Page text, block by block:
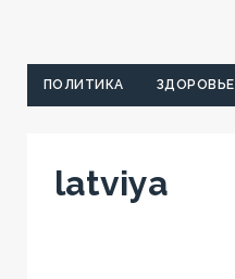
ПОЛИТИКА ЗДОРОВЬЕ
latviya